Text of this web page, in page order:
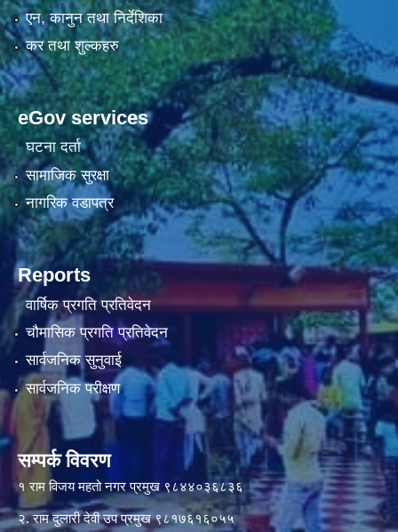
एन, कानुन तथा निर्देशिका
कर तथा शुल्कहरु
eGov services
घटना दर्ता
सामाजिक सुरक्षा
नागरिक वडापत्र
Reports
वार्षिक प्रगति प्रतिवेदन
चौमासिक प्रगति प्रतिवेदन
सार्वजनिक सुनुवाई
सार्वजनिक परीक्षण
सम्पर्क विवरण
१ राम विजय महतो नगर प्रमुख ९८४४०३६८३६
२. राम दुलारी देवी उप प्रमुख ९८१७६१६०५५